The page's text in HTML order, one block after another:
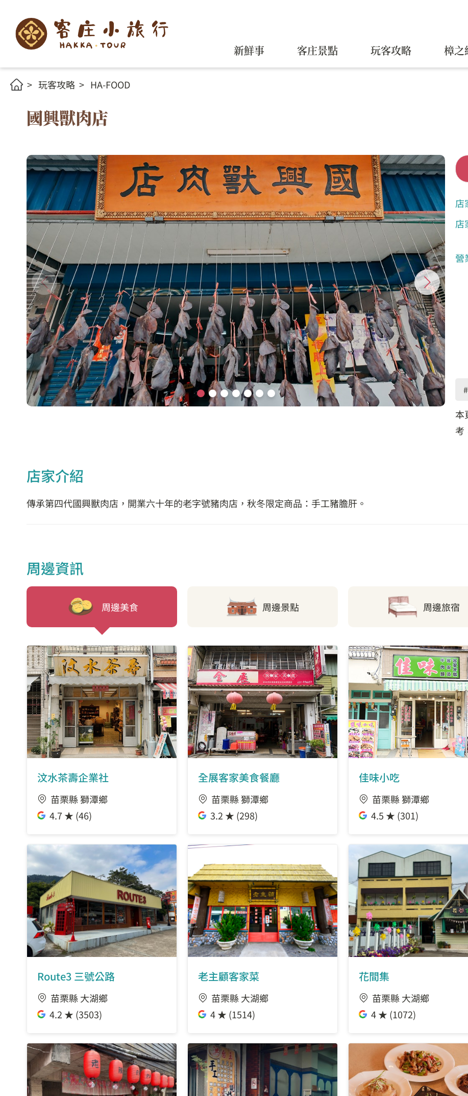
新鮮事 客庄景點 玩客攻略 樟之
玩客攻略 HA-FOOD
國興獸肉店
店
店
營
本
考
店家介紹
傳承第四代國興獸肉店，開業六十年的老字號豬肉店，秋冬限定商品：手工豬膽肝。
周邊資訊
周邊美食 周邊景點 周邊旅宿
汶水茶壽企業社
苗栗縣 獅潭鄉
4.7 ★ (46)
全展客家美食餐廳
苗栗縣 獅潭鄉
3.2 ★ (298)
佳味小吃
苗栗縣 獅潭鄉
4.5 ★ (301)
Route3 三號公路
苗栗縣 大湖鄉
4.2 ★ (3503)
老主顧客家菜
苗栗縣 大湖鄉
4 ★ (1514)
花間集
苗栗縣 大湖鄉
4 ★ (1072)